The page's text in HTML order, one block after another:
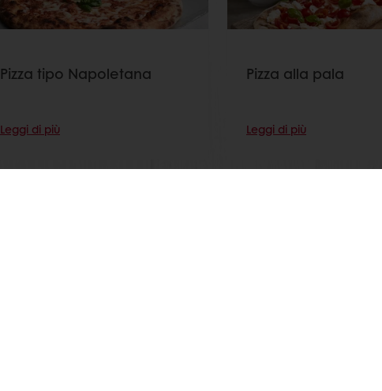
Pizza tipo Napoletana
Leggi di più
Pizza alla pala
Leggi di più